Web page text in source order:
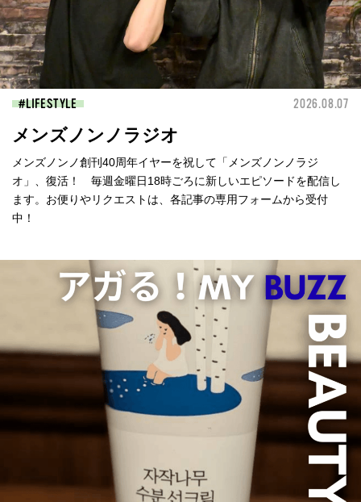
LIFESTYLE 2026.08.07
メンズノンノラジオ
メンズノンノ創刊40周年イヤーを祝して「メンズノンノラジ
オ」、復活！ 毎週金曜日18時ごろに新しいエピソードを配信し
ます。お便りやリクエストは、各記事の専用フォームから受付
中！